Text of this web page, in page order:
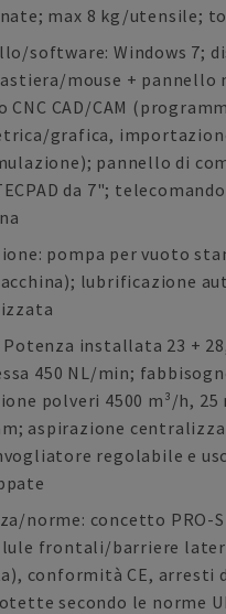
max 8 kg/utensile;
software: Windows 7;
mouse + pannello
CNC CAD/CAM
grafica,
pannello di
da 7";
pompa per vuoto
lubrificazione
Potenza installata 23 +
450 NL/min;
polveri 4500 m³/h, 25
aspirazione
regolabile e
norme: concetto PRO-
frontali/barriere
conformità CE, arresti
secondo le norme